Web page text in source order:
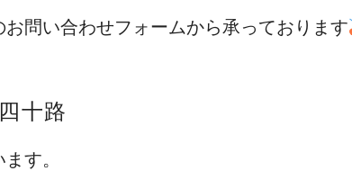
問い合わせフォームから承っております
十路
す。